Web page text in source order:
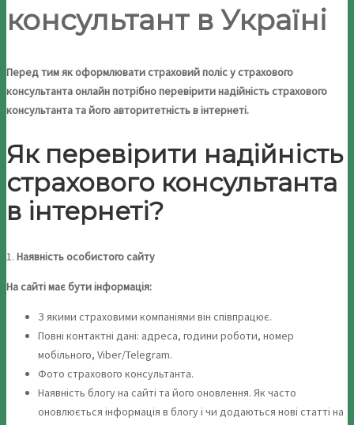
консультант в Україні
Перед тим як оформлювати страховий поліс у страхового
консультанта онлайн потрібно перевірити надійність страхового
консультанта та його авторитетність в інтернеті.
Як перевірити надійність
страхового консультанта
в інтернеті?
1. Наявність особистого сайту
На сайті має бути інформація:
З якими страховими компаніями він співпрацює.
Повні контактні дані: адреса, години роботи, номер
мобільного, Viber/Telegram.
Фото страхового консультанта.
Наявність блогу на сайті та його оновлення. Як часто
оновлюється інформація в блогу і чи додаються нові статті на